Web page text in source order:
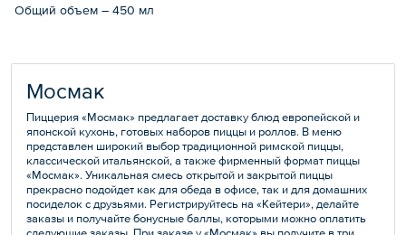
Общий объем – 450 мл
Мосмак
Пиццерия «Мосмак» предлагает доставку блюд европейской и
японской кухонь, готовых наборов пиццы и роллов. В меню
представлен широкий выбор традиционной римской пиццы,
классической итальянской, а также фирменный формат пиццы
«Мосмак». Уникальная смесь открытой и закрытой пиццы
прекрасно подойдет как для обеда в офисе, так и для домашних
посиделок с друзьями. Регистрируйтесь на «Кейтери», делайте
заказы и получайте бонусные баллы, которыми можно оплатить